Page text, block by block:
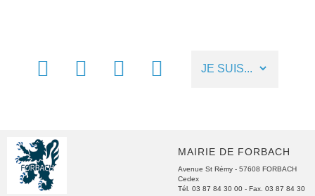
MAIRIE DE FORBACH
Avenue St Rémy - 57608 FORBACH
Cedex
Tél. 03 87 84 30 00 - Fax. 03 87 84 30